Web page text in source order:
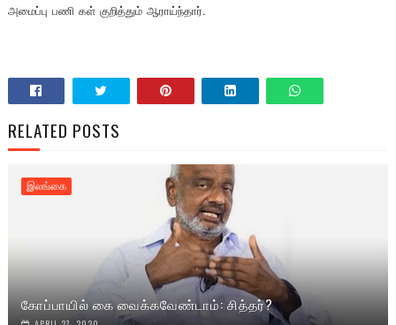
அமைப்பு பணி கள் குறித்தும் ஆராய்ந்தார்.
RELATED POSTS
இலங்கை
கோப்பாயில் கை வைக்கவேண்டாம்: சித்தர்?